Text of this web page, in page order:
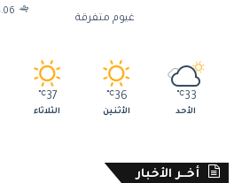
غيوم متفرقة
4.06
33
℃
الأحد
36
℃
الأثنين
37
℃
الثلاثاء
أخــر الأخبار